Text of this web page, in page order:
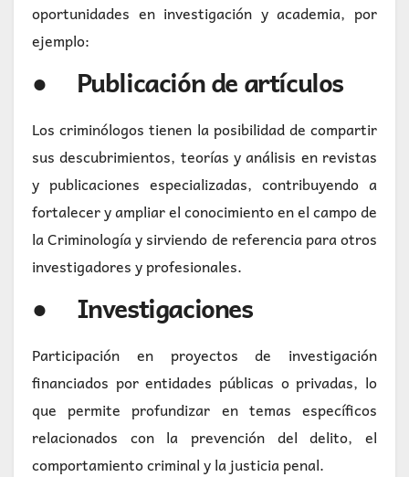
oportunidades en investigación y academia, por
ejemplo:
● Publicación de artículos
Los criminólogos tienen la posibilidad de compartir
sus descubrimientos, teorías y análisis en revistas
y publicaciones especializadas, contribuyendo a
fortalecer y ampliar el conocimiento en el campo de
la Criminología y sirviendo de referencia para otros
investigadores y profesionales.
● Investigaciones
Participación en proyectos de investigación
financiados por entidades públicas o privadas, lo
que permite profundizar en temas específicos
relacionados con la prevención del delito, el
comportamiento criminal y la justicia penal.